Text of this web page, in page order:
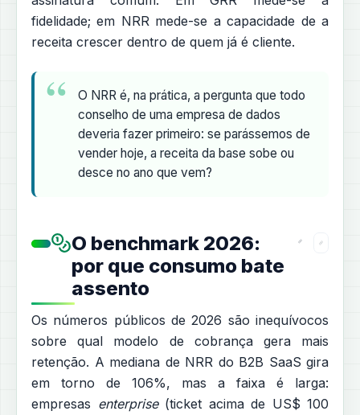
fidelidade; em NRR mede-se a capacidade de a
receita crescer dentro de quem já é cliente.
O NRR é, na prática, a pergunta que todo
conselho de uma empresa de dados
deveria fazer primeiro: se parássemos de
vender hoje, a receita da base sobe ou
desce no ano que vem?
O benchmark 2026:
por que consumo bate
assento
Os números públicos de 2026 são inequívocos
sobre qual modelo de cobrança gera mais
retenção. A mediana de NRR do B2B SaaS gira
em torno de 106%, mas a faixa é larga:
empresas enterprise(ticket acima de US$ 100